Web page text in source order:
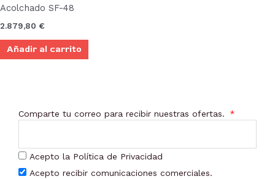
Acolchado SF-48
2.879,80 €
Añadir al carrito
Comparte tu correo para recibir nuestras ofertas.
Acepto la Política de Privacidad
Acepto recibir comunicaciones comerciales.